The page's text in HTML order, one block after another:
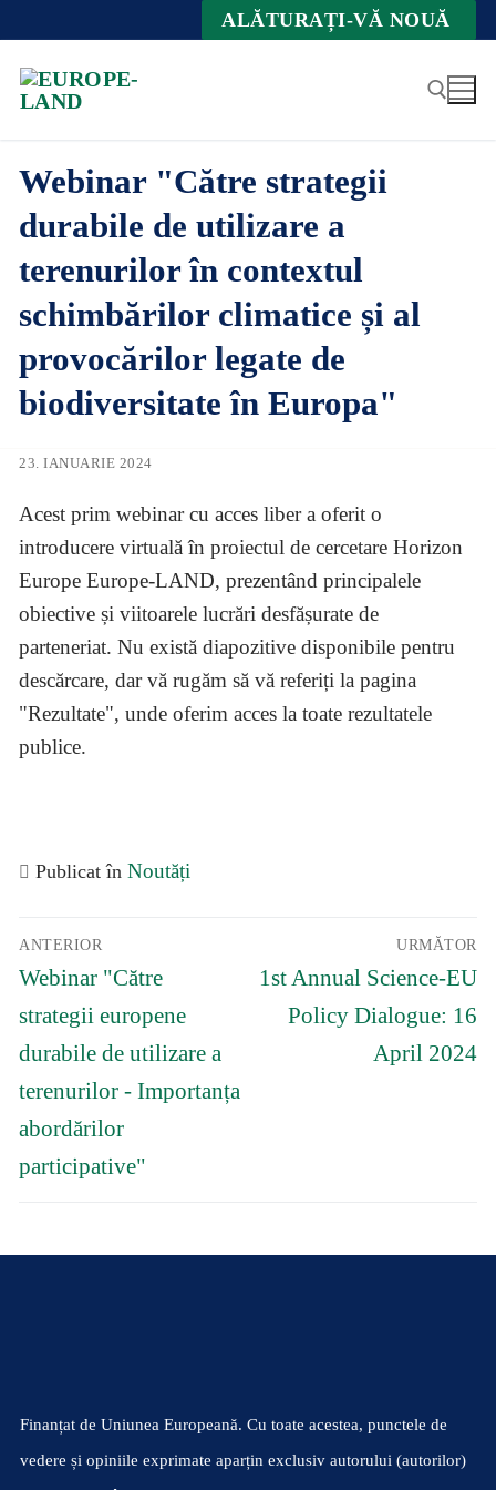
Inhalt
springen
ALĂTURAȚI-VĂ NOUĂ
Webinar "Către strategii
durabile de utilizare a
terenurilor în contextul
schimbărilor climatice și al
provocărilor legate de
biodiversitate în Europa"
23. IANUARIE 2024
Acest prim webinar cu acces liber a oferit o
introducere virtuală în proiectul de cercetare Horizon
Europe Europe-LAND, prezentând principalele
obiective și viitoarele lucrări desfășurate de
parteneriat. Nu există diapozitive disponibile pentru
descărcare, dar vă rugăm să vă referiți la pagina
"Rezultate", unde oferim acces la toate rezultatele
publice.
Publicat înNoutăți
în
articole
ANTERIOR
Articolul
anterior:
Webinar "Către
strategii europene
durabile de utilizare a
terenurilor - Importanța
abordărilor
participative"
URMĂTOR
Articolul
următor:
1st Annual Science-EU
Policy Dialogue: 16
April 2024
Finanțat de Uniunea Europeană. Cu toate acestea, punctele de
vedere și opiniile exprimate aparțin exclusiv autorului (autorilor)